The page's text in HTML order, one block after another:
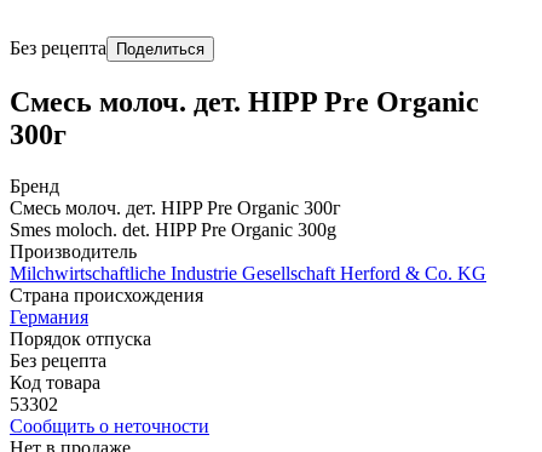
Без рецепта Поделиться
Смесь молоч. дет. HIPP Pre Organic
300г
Бренд
Смесь молоч. дет. HIPP Pre Organic 300г
Smes moloch. det. HIPP Pre Organic 300g
Производитель
Milchwirtschaftliche Industrie Gesellschaft Herford & Co. KG
Страна происхождения
Германия
Порядок отпуска
Без рецепта
Код товара
53302
Сообщить о неточности
Нет в продаже